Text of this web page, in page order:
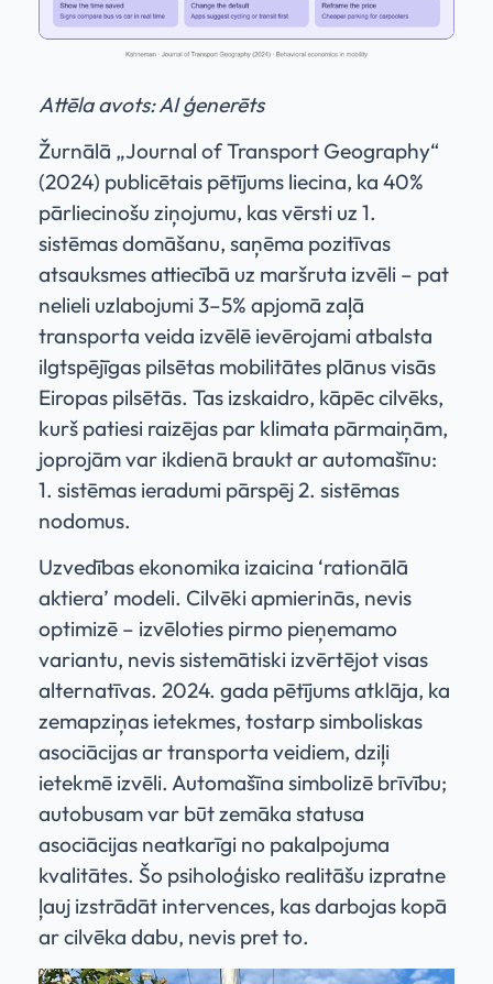
Attēla avots: AI ģenerēts
Žurnālā „Journal of Transport Geography“
(2024) publicētais pētījums liecina, ka 40%
pārliecinošu ziņojumu, kas vērsti uz 1.
sistēmas domāšanu, saņēma pozitīvas
atsauksmes attiecībā uz maršruta izvēli – pat
nelieli uzlabojumi 3–5% apjomā zaļā
transporta veida izvēlē ievērojami atbalsta
ilgtspējīgas pilsētas mobilitātes plānus visās
Eiropas pilsētās. Tas izskaidro, kāpēc cilvēks,
kurš patiesi raizējas par klimata pārmaiņām,
joprojām var ikdienā braukt ar automašīnu:
1. sistēmas ieradumi pārspēj 2. sistēmas
nodomus.
Uzvedības ekonomika izaicina ‘rationālā
aktiera’ modeli. Cilvēki apmierinās, nevis
optimizē – izvēloties pirmo pieņemamo
variantu, nevis sistemātiski izvērtējot visas
alternatīvas. 2024. gada pētījums atklāja, ka
zemapziņas ietekmes, tostarp simboliskas
asociācijas ar transporta veidiem, dziļi
ietekmē izvēli. Automašīna simbolizē brīvību;
autobusam var būt zemāka statusa
asociācijas neatkarīgi no pakalpojuma
kvalitātes. Šo psiholoģisko realitāšu izpratne
ļauj izstrādāt intervences, kas darbojas kopā
ar cilvēka dabu, nevis pret to.